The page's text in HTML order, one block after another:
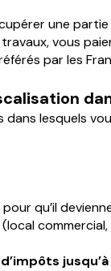
une
vous
par les
dans lesquels
qu’il